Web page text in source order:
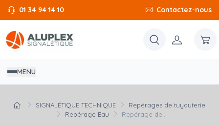
01 34 94 14 10 Contactez-nous
MENU
SIGNALÉTIQUE TECHNIQUE
Repérages de tuyauterie
Repérage Eau
Repérage de...